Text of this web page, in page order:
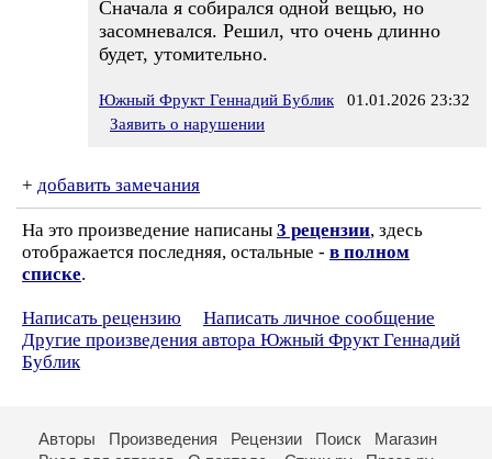
Сначала я собирался одной вещью, но
засомневался. Решил, что очень длинно
будет, утомительно.
Южный Фрукт Геннадий Бублик 01.01.2026 23:32
Заявить о нарушении
+ добавить замечания
На это произведение написаны 3 рецензии, здесь
отображается последняя, остальные - в полном
списке.
Написать рецензию
Написать личное сообщение
Другие произведения автора Южный Фрукт Геннадий
Бублик
Авторы Произведения Рецензии Поиск
Магазин